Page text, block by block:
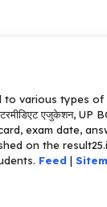
various types of
एजुकेशन, UP
exam date,
on the
Feed |